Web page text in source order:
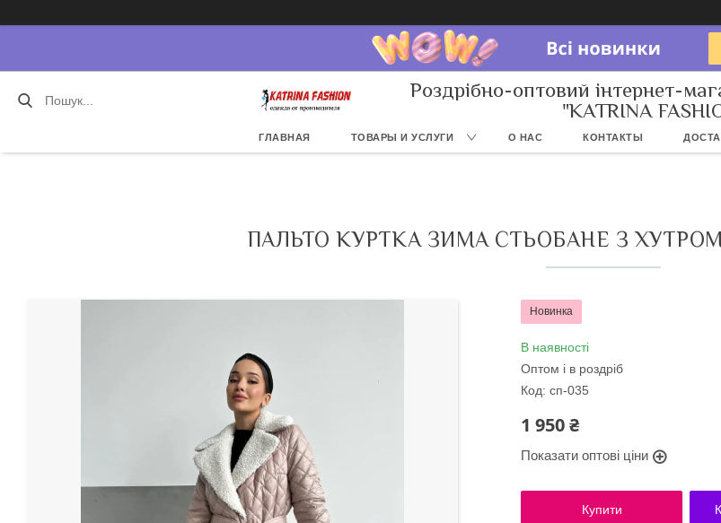
Роздрібно-оптовий інтернет-
"KATRINA
ГЛАВНАЯ ТОВАРЫ И УСЛУГИ О НАС КОНТАКТЫ
ПАЛЬТО КУРТКА ЗИМА СТЬОБАНЕ З
Новинка
В наявності
Оптом і в роздріб
Код: сп-035
1 950 ₴
Показати оптові ціни
Купити